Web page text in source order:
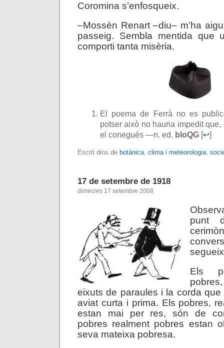
Coromina s’enfosqueix.
–Mossèn Renart –diu– m’ha
passeig. Sembla mentida que
comporti tanta misèria.
El poema de Ferrà no es
potser això no hauria impedit
el conegués —n. ed. bloQG [↩]
Escrit dins de botànica, clima i meteorologia,
17 de setembre de 1918
dimecres 17 setembre 2008
punt
Els
eixuts de paraules i la corda
aviat curta i prima. Els pobres,
estan mai per res, són de
pobres realment pobres estan
seva mateixa pobresa.